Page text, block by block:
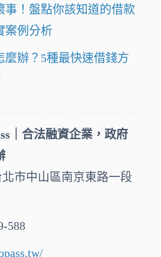
事！盤點你該知道的借款
案例分析
麼辦？5種最快速借錢方
｜合法融資企業，政府
北市中山區南京東路一段
588